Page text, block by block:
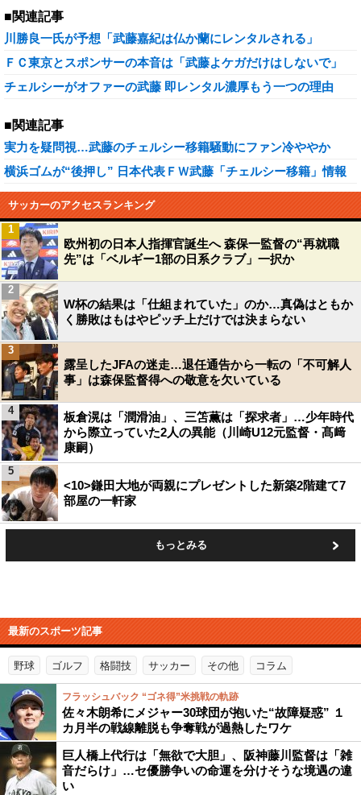
■関連記事
川勝良一氏が予想「武藤嘉紀は仏か蘭にレンタルされる」
ＦＣ東京とスポンサーの本音は「武藤よケガだけはしないで」
チェルシーがオファーの武藤 即レンタル濃厚もう一つの理由
■関連記事
実力を疑問視…武藤のチェルシー移籍騒動にファン冷ややか
横浜ゴムが“後押し” 日本代表ＦＷ武藤「チェルシー移籍」情報
サッカーのアクセスランキング
欧州初の日本人指揮官誕生へ 森保一監督の“再就職
先”は「ベルギー1部の日系クラブ」一択か
1
W杯の結果は「仕組まれていた」のか…真偽はともか
く勝敗はもはやピッチ上だけでは決まらない
2
露呈したJFAの迷走…退任通告から一転の「不可解人
事」は森保監督得への敬意を欠いている
3
板倉滉は「潤滑油」、三笘薫は「探求者」…少年時代
から際立っていた2人の異能（川崎U12元監督・髙﨑
康嗣）
4
<10>鎌田大地が両親にプレゼントした新築2階建て7
部屋の一軒家
5
もっとみる
最新のスポーツ記事
野球 ゴルフ 格闘技 サッカー その他 コラム
フラッシュバック “ゴネ得”米挑戦の軌跡
佐々木朗希にメジャー30球団が抱いた“故障疑惑” １
カ月半の戦線離脱も争奪戦が過熱したワケ
巨人橋上代行は「無欲で大胆」、阪神藤川監督は「雑
音だらけ」…セ優勝争いの命運を分けそうな境遇の違
い